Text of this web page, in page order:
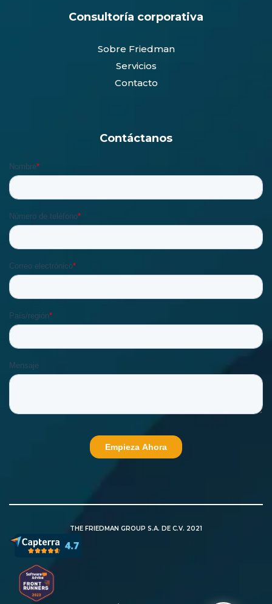
Consultoría corporativa
Sobre Friedman
Servicios
Contacto
Contáctanos
THE FRIEDMAN GROUP S.A. DE C.V. 2021